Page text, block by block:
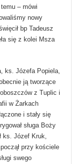
– mówi
nowy
bp Tadeusz
się z kolei Msza
ks. Józefa Popiela,
ją tworzące
z Tuplic i
w Żarkach
i stały się
sługa Boży
ks. Józef Kruk,
przy kościele
swego